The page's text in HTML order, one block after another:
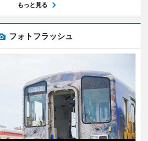
もっと見る
フォトフラッシュ